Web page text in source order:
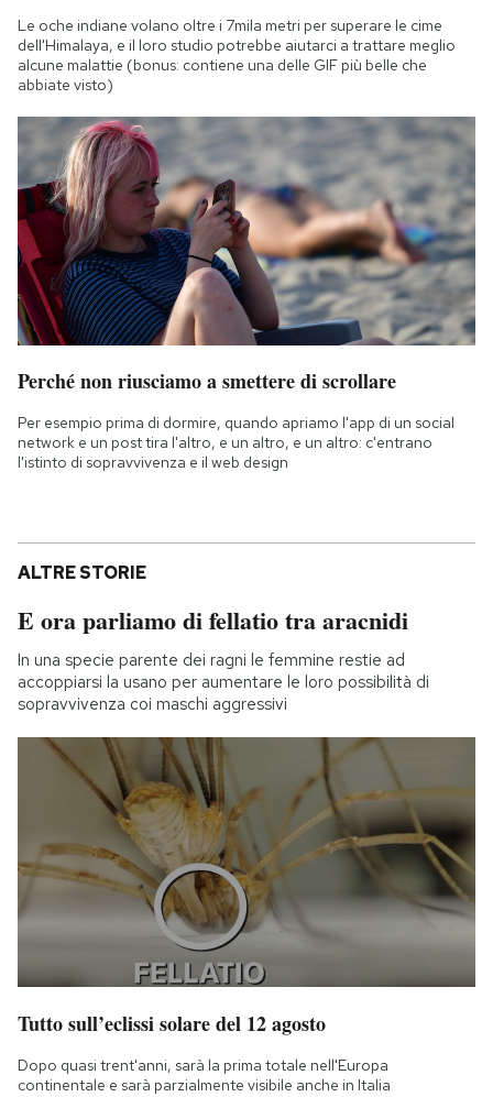
Le oche indiane volano oltre i 7mila metri per superare le cime
dell'Himalaya, e il loro studio potrebbe aiutarci a trattare meglio
alcune malattie (bonus: contiene una delle GIF più belle che
abbiate visto)
Perché non riusciamo a smettere di scrollare
Per esempio prima di dormire, quando apriamo l'app di un social
network e un post tira l'altro, e un altro, e un altro: c'entrano
l'istinto di sopravvivenza e il web design
ALTRE STORIE
E ora parliamo di fellatio tra aracnidi
In una specie parente dei ragni le femmine restie ad
accoppiarsi la usano per aumentare le loro possibilità di
sopravvivenza coi maschi aggressivi
Tutto sull’eclissi solare del 12 agosto
Dopo quasi trent'anni, sarà la prima totale nell'Europa
continentale e sarà parzialmente visibile anche in Italia